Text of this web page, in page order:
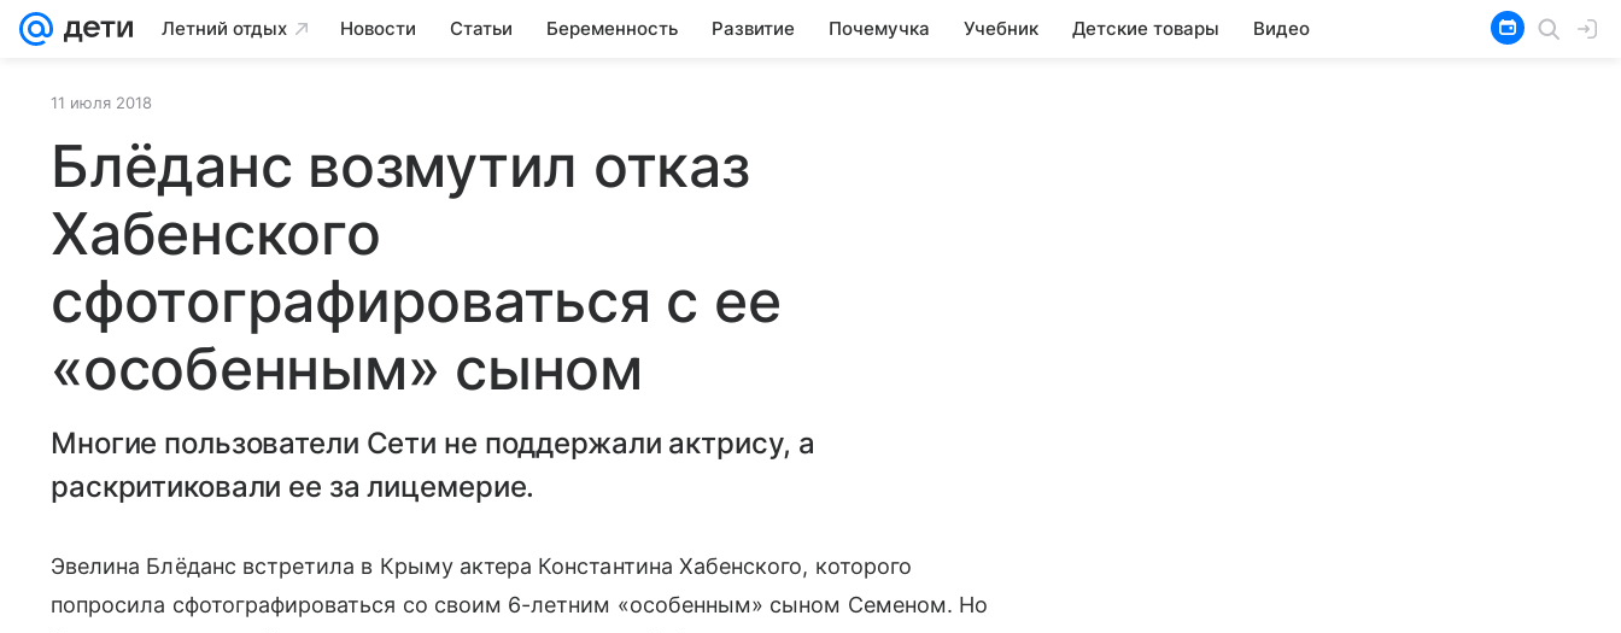
Летний отдых Новости Статьи Беременность Развитие Почемучка Учебник Детские товары Видео
11 июля 2018
Блёданс возмутил отказ
Хабенского
сфотографироваться с ее
«особенным» сыном
Многие пользователи Сети не поддержали актрису, а
раскритиковали ее за лицемерие.
Эвелина Блёданс встретила в Крыму актера Константина Хабенского, которого
попросила сфотографироваться со своим 6-летним «особенным» сыном Семеном. Но